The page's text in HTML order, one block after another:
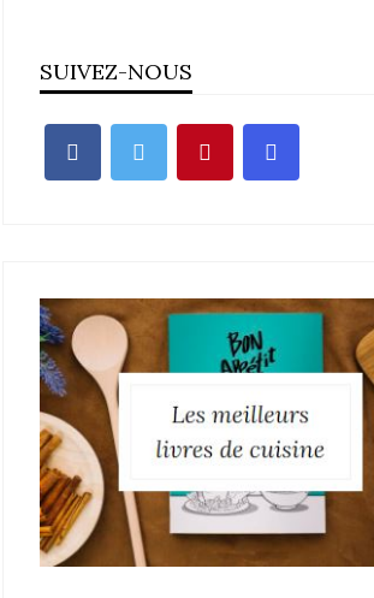
SUIVEZ-NOUS